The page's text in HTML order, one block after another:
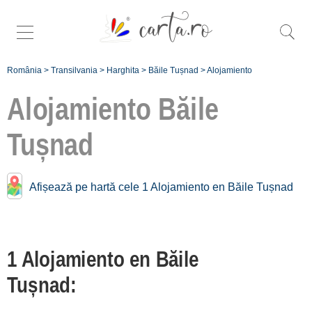
România > Transilvania > Harghita > Băile Tușnad >Alojamiento
Alojamiento Băile
Tușnad
Afișează pe hartă cele 1 Alojamiento en Băile Tușnad
1 Alojamiento en Băile
Tușnad:
Alojamiento cerca de
Băile Tușnad:
Miercurea Ciuc
[1 offers a 31.5 km]
Vlăhița